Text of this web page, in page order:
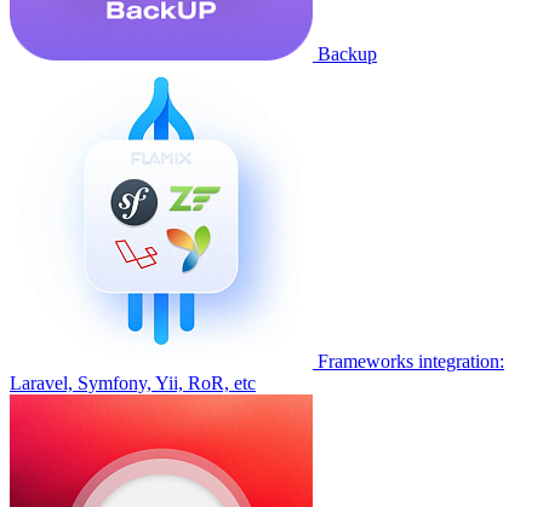
Backup
Frameworks integration:
Laravel, Symfony, Yii, RoR, etc